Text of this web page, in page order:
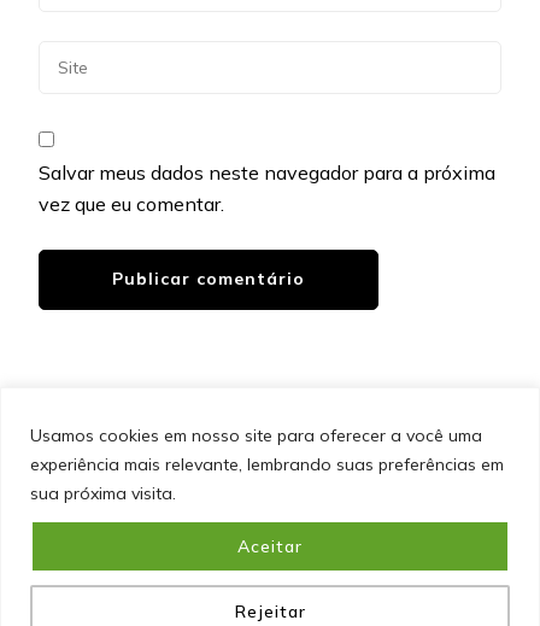
Usamos cookies em nosso site para oferecer a você uma
experiência mais relevante, lembrando suas preferências em
sua próxima visita.
Rejeitar
Aceitar
Salvar meus dados neste navegador para a próxima
vez que eu comentar.
&cópia; Direitos Autorais 2026Portal do Inferno
direitos reservados.Blossom PinIt | Desenvolvido por
Blossom Themes. Desenvolvido porWordPress.Política
de Privacidade
SITEMAP POLÍTICA DE PRIVACIDADE
EQUIPE